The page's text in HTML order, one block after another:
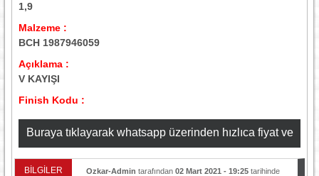
1,9
Malzeme :
BCH 1987946059
Açıklama :
V KAYIŞI
Finish Kodu :
Buraya tıklayarak whatsapp üzerinden hızlıca fiyat ve
stok bilgisi alabilirsiniz
BİLGİLER Ozkar-Admin tarafından 02 Mart 2021 - 19:25tarihinde